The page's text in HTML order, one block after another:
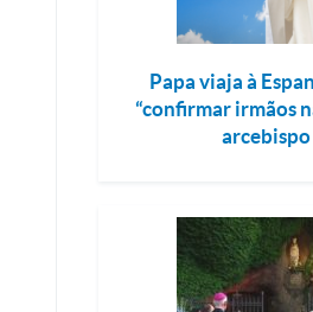
Papa viaja à
“confirmar irmãos
arcebispo